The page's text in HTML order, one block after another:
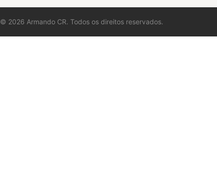
© 2026 Armando CR. Todos os direitos reservados.